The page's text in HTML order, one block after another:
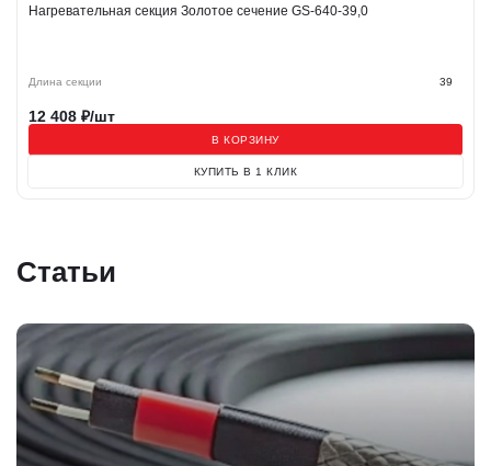
Нагревательная секция Золотое сечение GS-640-39,0
Длина секции 39
12 408 ₽/шт
В КОРЗИНУ
КУПИТЬ В 1 КЛИК
Статьи